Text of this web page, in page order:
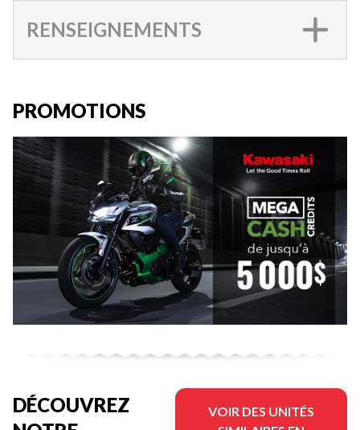
RENSEIGNEMENTS
PROMOTIONS
DÉCOUVREZ
VOIR DES UNITÉS